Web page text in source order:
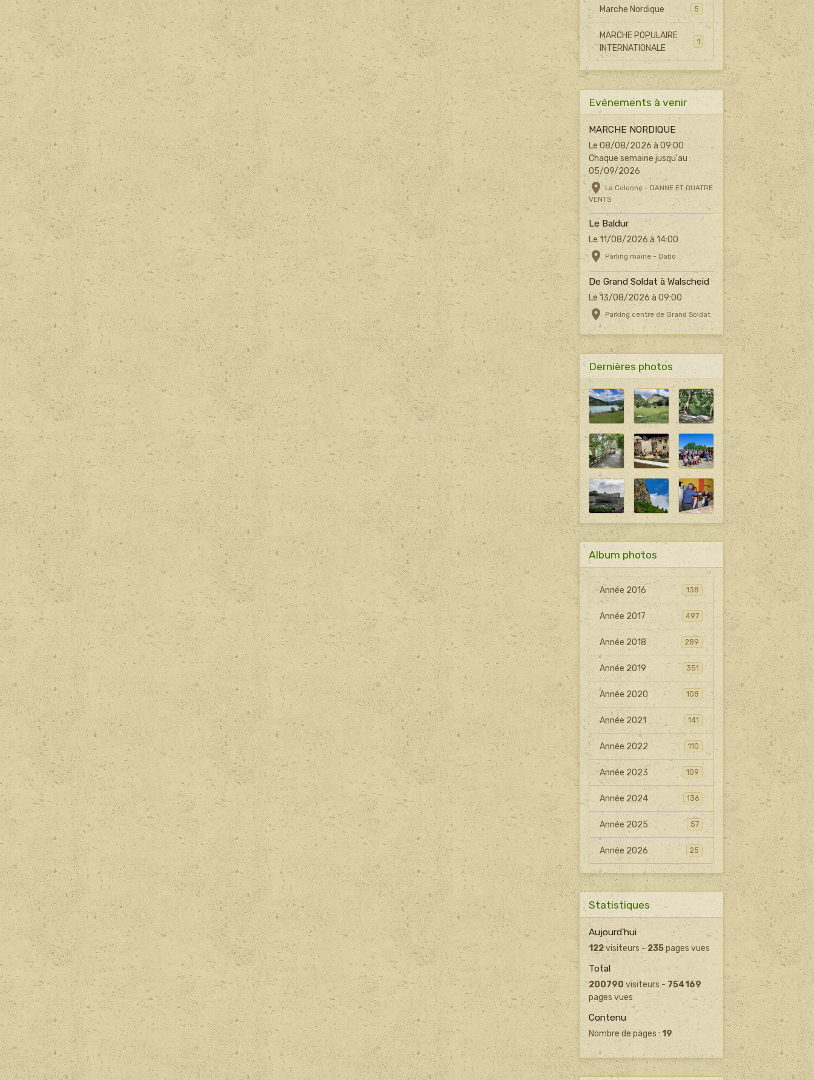
Marche Nordique 5
MARCHE POPULAIRE
INTERNATIONALE
Evénements à venir
MARCHE NORDIQUE
Le 08/08/2026 à 09:00
Chaque semaine jusqu'au :
05/09/2026
La Colonne - DANNE ET QUATRE
VENTS
Le Baldur
Le 11/08/2026 à 14:00
Parling mairie - Dabo
De Grand Soldat à Walscheid
Le 13/08/2026 à 09:00
Parking centre de Grand Soldat
Dernières photos
Album photos
Année 2016 138
Année 2017 497
Année 2018 289
Année 2019 351
Année 2020 108
Année 2021 141
Année 2022 110
Année 2023 109
Année 2024 136
Année 2025 57
Année 2026 25
Statistiques
Aujourd'hui
122visiteurs -235pages vues
Total
200790visiteurs -754169
pages vues
Contenu
Nombre de pages : 19